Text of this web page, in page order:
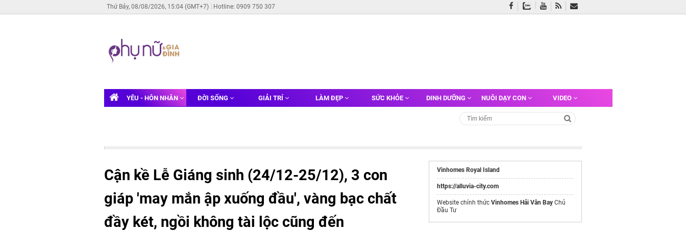
Thứ Bảy, 08/08/2026, 15:04 (GMT+7) Hotline: 0909 750 307
YÊU - HÔN NHÂN ĐỜI SỐNG GIẢI TRÍ LÀM ĐẸP SỨC KHỎE DINH DƯỠNG NUÔI DẠY CON VIDEO
Cận kề Lễ Giáng sinh (24/12-25/12), 3 con
giáp 'may mắn ập xuống đầu', vàng bạc chất
đầy két, ngồi không tài lộc cũng đến
Vinhomes Royal Island
https://alluvia-city.com
Website chính thức Vinhomes Hải Vân Bay Chủ
Đầu Tư